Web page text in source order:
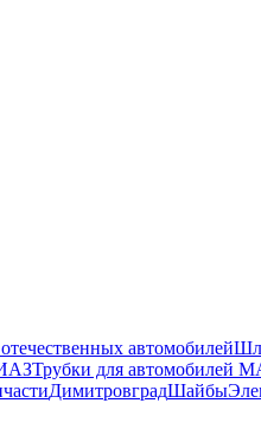
автомобилей
Трубки для автомобилей
ДимитровградШайбы